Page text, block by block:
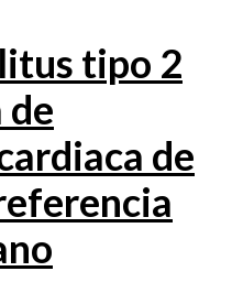
tipo 2
de
de